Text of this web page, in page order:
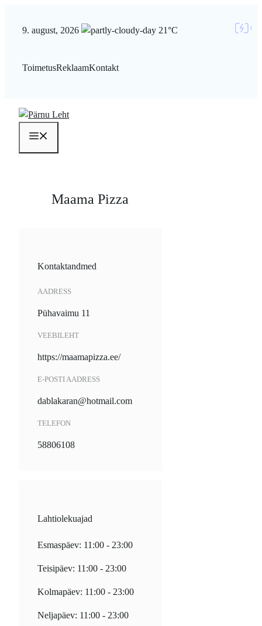
9. august, 2026 21°C
ToimetusReklaamKontakt
Maama Pizza
Kontaktandmed
AADRESS
Pühavaimu 11
VEEBILEHT
https://maamapizza.ee/
E-POSTI AADRESS
dablakaran@hotmail.com
TELEFON
58806108
Lahtiolekuajad
Esmaspäev: 11:00 - 23:00
Teisipäev: 11:00 - 23:00
Kolmapäev: 11:00 - 23:00
Neljapäev: 11:00 - 23:00